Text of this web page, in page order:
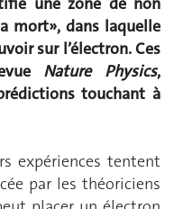
mort», dans laquelle
sur l’électron. Ces
Nature Physics,
touchant à
expériences tentent
par les théoriciens